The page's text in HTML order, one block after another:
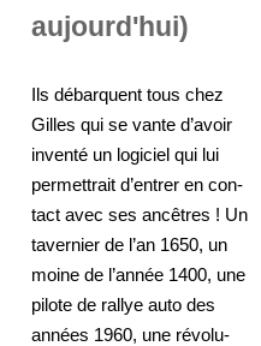
aujourd'hui)
Ils débarquent tous chez
Gilles qui se vante d’avoir
inventé un logiciel qui lui
permettrait d’entrer en con-
tact avec ses ancêtres ! Un
tavernier de l’an 1650, un
moine de l’année 1400, une
pilote de rallye auto des
années 1960, une révolu-